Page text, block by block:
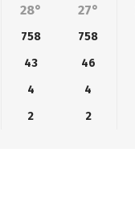
28° 27°
758 758
43 46
4 4
2 2